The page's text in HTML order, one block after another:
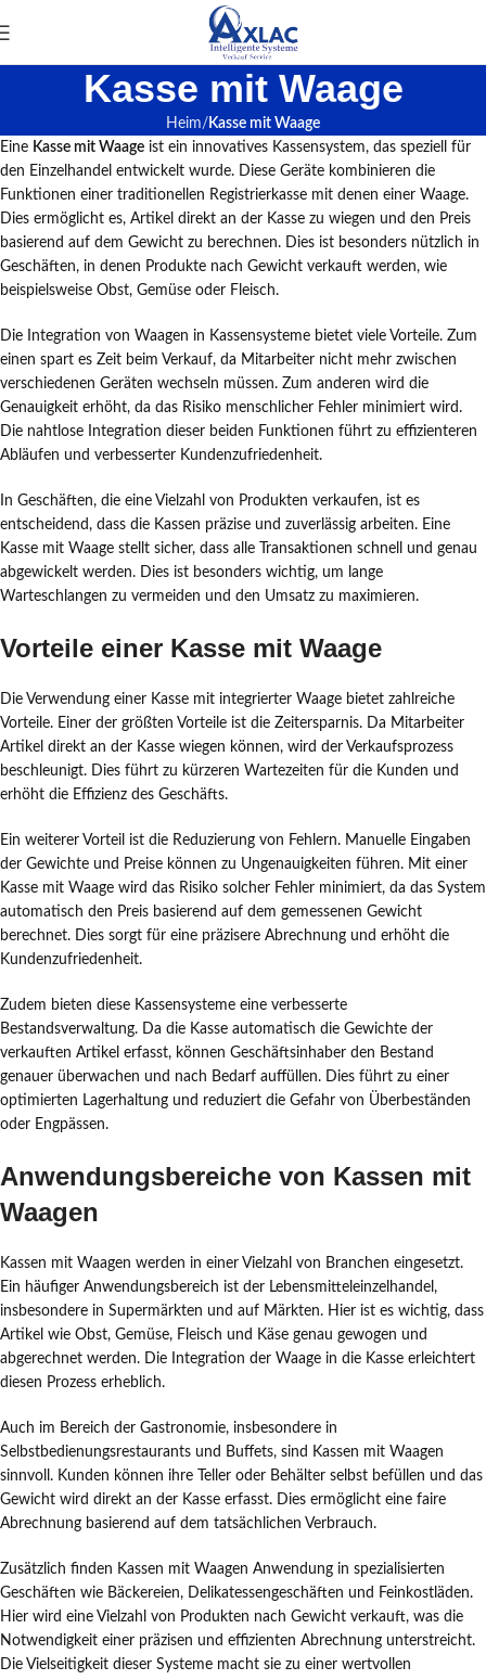
Kasse mit Waage
Heim
Kasse mit Waage
Eine Kasse mit Waage ist ein innovatives Kassensystem, das speziell für
den Einzelhandel entwickelt wurde. Diese Geräte kombinieren die
Funktionen einer traditionellen Registrierkasse mit denen einer Waage.
Dies ermöglicht es, Artikel direkt an der Kasse zu wiegen und den Preis
basierend auf dem Gewicht zu berechnen. Dies ist besonders nützlich in
Geschäften, in denen Produkte nach Gewicht verkauft werden, wie
beispielsweise Obst, Gemüse oder Fleisch.
Die Integration von Waagen in Kassensysteme bietet viele Vorteile. Zum
einen spart es Zeit beim Verkauf, da Mitarbeiter nicht mehr zwischen
verschiedenen Geräten wechseln müssen. Zum anderen wird die
Genauigkeit erhöht, da das Risiko menschlicher Fehler minimiert wird.
Die nahtlose Integration dieser beiden Funktionen führt zu effizienteren
Abläufen und verbesserter Kundenzufriedenheit.
In Geschäften, die eine Vielzahl von Produkten verkaufen, ist es
entscheidend, dass die Kassen präzise und zuverlässig arbeiten. Eine
Kasse mit Waage stellt sicher, dass alle Transaktionen schnell und genau
abgewickelt werden. Dies ist besonders wichtig, um lange
Warteschlangen zu vermeiden und den Umsatz zu maximieren.
Vorteile einer Kasse mit Waage
Die Verwendung einer Kasse mit integrierter Waage bietet zahlreiche
Vorteile. Einer der größten Vorteile ist die Zeitersparnis. Da Mitarbeiter
Artikel direkt an der Kasse wiegen können, wird der Verkaufsprozess
beschleunigt. Dies führt zu kürzeren Wartezeiten für die Kunden und
erhöht die Effizienz des Geschäfts.
Ein weiterer Vorteil ist die Reduzierung von Fehlern. Manuelle Eingaben
der Gewichte und Preise können zu Ungenauigkeiten führen. Mit einer
Kasse mit Waage wird das Risiko solcher Fehler minimiert, da das System
automatisch den Preis basierend auf dem gemessenen Gewicht
berechnet. Dies sorgt für eine präzisere Abrechnung und erhöht die
Kundenzufriedenheit.
Zudem bieten diese Kassensysteme eine verbesserte
Bestandsverwaltung. Da die Kasse automatisch die Gewichte der
verkauften Artikel erfasst, können Geschäftsinhaber den Bestand
genauer überwachen und nach Bedarf auffüllen. Dies führt zu einer
optimierten Lagerhaltung und reduziert die Gefahr von Überbeständen
oder Engpässen.
Anwendungsbereiche von Kassen mit
Waagen
Kassen mit Waagen werden in einer Vielzahl von Branchen eingesetzt.
Ein häufiger Anwendungsbereich ist der Lebensmitteleinzelhandel,
insbesondere in Supermärkten und auf Märkten. Hier ist es wichtig, dass
Artikel wie Obst, Gemüse, Fleisch und Käse genau gewogen und
abgerechnet werden. Die Integration der Waage in die Kasse erleichtert
diesen Prozess erheblich.
Auch im Bereich der Gastronomie, insbesondere in
Selbstbedienungsrestaurants und Buffets, sind Kassen mit Waagen
sinnvoll. Kunden können ihre Teller oder Behälter selbst befüllen und das
Gewicht wird direkt an der Kasse erfasst. Dies ermöglicht eine faire
Abrechnung basierend auf dem tatsächlichen Verbrauch.
Zusätzlich finden Kassen mit Waagen Anwendung in spezialisierten
Geschäften wie Bäckereien, Delikatessengeschäften und Feinkostläden.
Hier wird eine Vielzahl von Produkten nach Gewicht verkauft, was die
Notwendigkeit einer präzisen und effizienten Abrechnung unterstreicht.
Die Vielseitigkeit dieser Systeme macht sie zu einer wertvollen